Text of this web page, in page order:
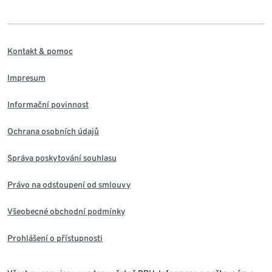
Kontakt & pomoc
Impresum
Informační povinnost
Ochrana osobních údajů
Správa poskytování souhlasu
Právo na odstoupení od smlouvy
Všeobecné obchodní podmínky
Prohlášení o přístupnosti